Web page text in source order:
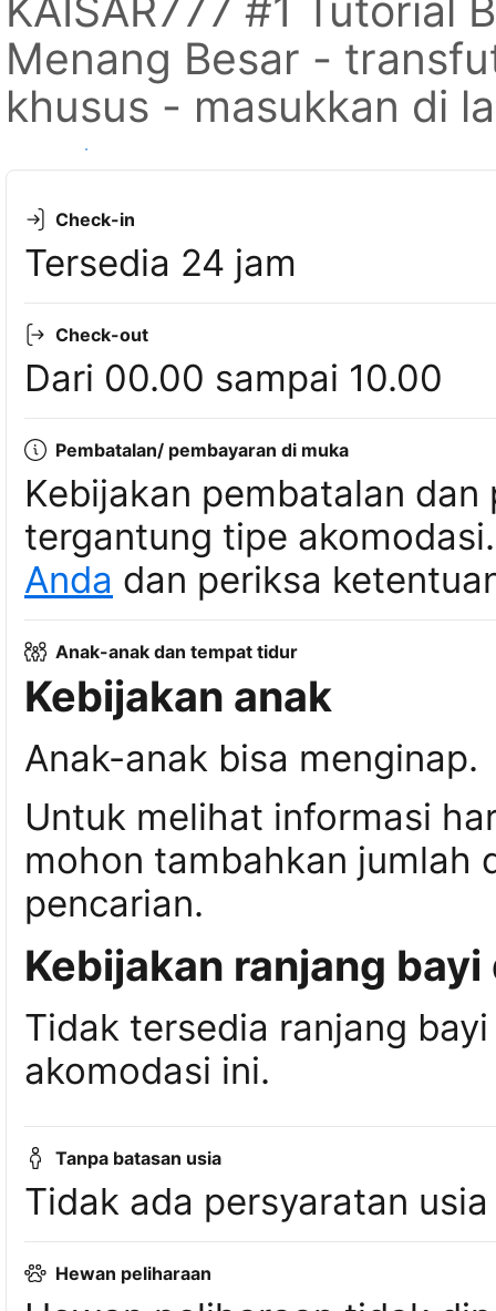
KAISAR777 #1 Tutorial
Menang Besar -
khusus - masukkan di
Lihat ketersediaan
Check-in
Tersedia 24 jam
Check-out
Dari 00.00 sampai 10.00
Pembatalan/ pembayaran di muka
Kebijakan pembatalan
tergantung tipe
Anda dan periksa
Anak-anak dan tempat tidur
Kebijakan anak
Anak-anak bisa menginap.
Untuk melihat informasi
mohon tambahkan jumlah
pencarian.
Kebijakan ranjang
Tidak tersedia ranjang
akomodasi ini.
Tanpa batasan usia
Tidak ada persyaratan
Hewan peliharaan